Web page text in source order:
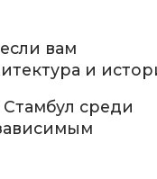
вам
и
среди